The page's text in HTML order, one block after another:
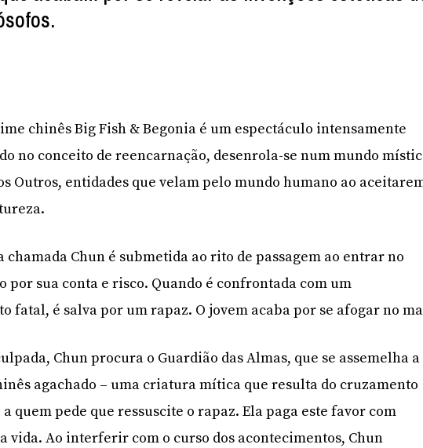
chinês Big Fish & Begonia é um espectáculo intensamente
no conceito de reencarnação, desenrola-se num mundo
Outros, entidades que velam pelo mundo humano ao
chamada Chun é submetida ao rito de passagem ao entrar no
por sua conta e risco. Quando é confrontada com um
fatal, é salva por um rapaz. O jovem acaba por se afogar no
Chun procura o Guardião das Almas, que se assemelha a
agachado – uma criatura mítica que resulta do cruzamento
a quem pede que ressuscite o rapaz. Ela paga este favor com
vida. Ao interferir com o curso dos acontecimentos, Chun